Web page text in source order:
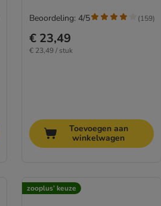
€ 23,49
€ 23,49 / stuk
Beoordeling: 4/5 (159)
Toevoegen aan
winkelwagen
zooplus’ keuze